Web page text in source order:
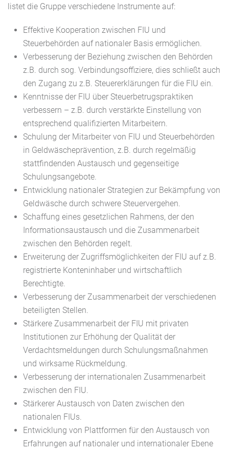
listet die Gruppe verschiedene Instrumente auf:
Effektive Kooperation zwischen FIU und
Steuerbehörden auf nationaler Basis ermöglichen.
Verbesserung der Beziehung zwischen den Behörden
z.B. durch sog. Verbindungsoffiziere, dies schließt auch
den Zugang zu z.B. Steuererklärungen für die FIU ein.
Kenntnisse der FIU über Steuerbetrugspraktiken
verbessern – z.B. durch verstärkte Einstellung von
entsprechend qualifizierten Mitarbeitern.
Schulung der Mitarbeiter von FIU und Steuerbehörden
in Geldwäscheprävention, z.B. durch regelmäßig
stattfindenden Austausch und gegenseitige
Schulungsangebote.
Entwicklung nationaler Strategien zur Bekämpfung von
Geldwäsche durch schwere Steuervergehen.
Schaffung eines gesetzlichen Rahmens, der den
Informationsaustausch und die Zusammenarbeit
zwischen den Behörden regelt.
Erweiterung der Zugriffsmöglichkeiten der FIU auf z.B.
registrierte Konteninhaber und wirtschaftlich
Berechtigte.
Verbesserung der Zusammenarbeit der verschiedenen
beteiligten Stellen.
Stärkere Zusammenarbeit der FIU mit privaten
Institutionen zur Erhöhung der Qualität der
Verdachtsmeldungen durch Schulungsmaßnahmen
und wirksame Rückmeldung.
Verbesserung der internationalen Zusammenarbeit
zwischen den FIU.
Stärkerer Austausch von Daten zwischen den
nationalen FIUs.
Entwicklung von Plattformen für den Austausch von
Erfahrungen auf nationaler und internationaler Ebene